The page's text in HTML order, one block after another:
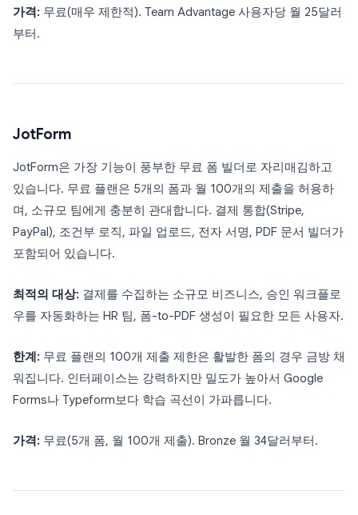
가격: 무료(매우 제한적). Team Advantage 사용자당 월 25달러
부터.
JotForm
JotForm은 가장 기능이 풍부한 무료 폼 빌더로 자리매김하고
있습니다. 무료 플랜은 5개의 폼과 월 100개의 제출을 허용하
며, 소규모 팀에게 충분히 관대합니다. 결제 통합(Stripe,
PayPal), 조건부 로직, 파일 업로드, 전자 서명, PDF 문서 빌더가
포함되어 있습니다.
최적의 대상: 결제를 수집하는 소규모 비즈니스, 승인 워크플로
우를 자동화하는 HR 팀, 폼-to-PDF 생성이 필요한 모든 사용자.
한계: 무료 플랜의 100개 제출 제한은 활발한 폼의 경우 금방 채
워집니다. 인터페이스는 강력하지만 밀도가 높아서 Google
Forms나 Typeform보다 학습 곡선이 가파릅니다.
가격: 무료(5개 폼, 월 100개 제출). Bronze 월 34달러부터.